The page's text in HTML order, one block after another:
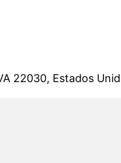
22030, Estados